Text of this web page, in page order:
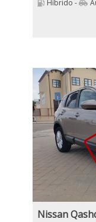
Híbrido -
Nissan